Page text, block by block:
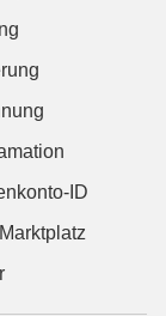
ID